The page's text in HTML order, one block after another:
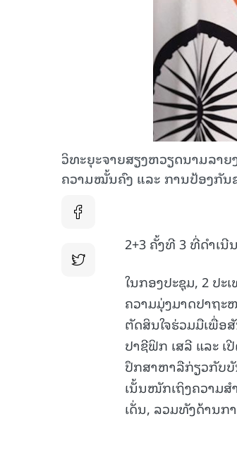
ວິທະຍຸະຈາຍສຽງຫວຽດນາມລາ
ຄວາມໝັ້ນຄົງ ແລະ ການປ້ອງກັນ
2+3 ຄັ້ງທີ 3 ທີ່ດຳເນີ
ໃນກອງປະຊຸມ, 2 ປ
ຄວາມມຸ່ງມາດປາຖ
ຕັດສິນໃຈຮ່ວມມືເພື່
ປາຊີຟິກ ເສລີ ແລະ ເ
ປຶກສາຫາລືກ່ຽວກັບບັ
ເນັ້ນໜັກເຖິງຄວາມສ
ເດັ່ນ, ລວມທັງດ້ານກ